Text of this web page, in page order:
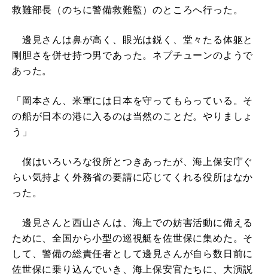
救難部長（のちに警備救難監）のところへ行った。
邊見さんは鼻が高く、眼光は鋭く、堂々たる体躯と
剛胆さを併せ持つ男であった。ネプチューンのようで
あった。
「岡本さん、米軍には日本を守ってもらっている。そ
の船が日本の港に入るのは当然のことだ。やりましょ
う」
僕はいろいろな役所とつきあったが、海上保安庁ぐ
らい気持よく外務省の要請に応じてくれる役所はなか
った。
邊見さんと西山さんは、海上での妨害活動に備える
ために、全国から小型の巡視艇を佐世保に集めた。そ
して、警備の総責任者として邊見さんが自ら数日前に
佐世保に乗り込んでいき、海上保安官たちに、大演説